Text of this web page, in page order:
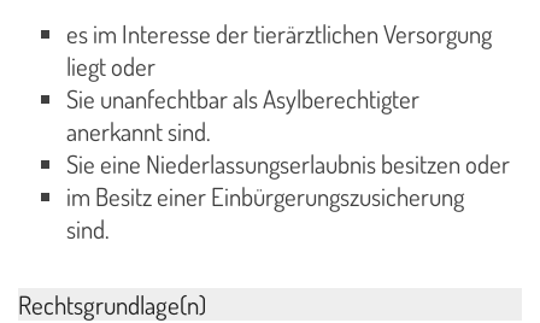
es im Interesse der tierärztlichen Versorgung
liegt oder
Sie unanfechtbar als Asylberechtigter
anerkannt sind.
Sie eine Niederlassungserlaubnis besitzen oder
im Besitz einer Einbürgerungszusicherung
sind.
Rechtsgrundlage(n)